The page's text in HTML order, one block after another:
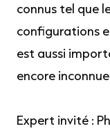
connus tel que
configurations
est aussi
encore
Expert invité :